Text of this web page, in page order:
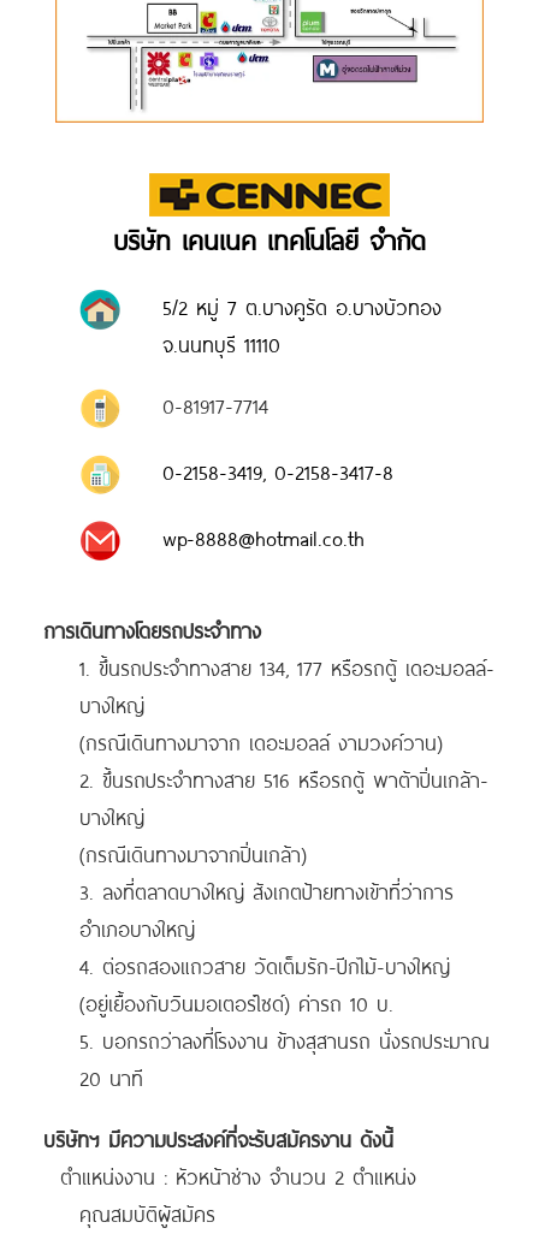
บริษัท เคนเนค เทคโนโลยี จำกัด
5/2 หมู่ 7 ต.บางคูรัด อ.บางบัวทอง
จ.นนทบุรี 11110
0-81917-7714
0-2158-3419, 0-2158-3417-8
wp-8888@hotmail.co.th
การเดินทางโดยรถประจำทาง
1. ขึ้นรถประจำทางสาย 134, 177 หรือรถตู้ เดอะมอลล์-
บางใหญ่
(กรณีเดินทางมาจาก เดอะมอลล์ งามวงค์วาน)
2. ขึ้นรถประจำทางสาย 516 หรือรถตู้ พาต้าปิ่นเกล้า-
บางใหญ่
(กรณีเดินทางมาจากปิ่นเกล้า)
3. ลงที่ตลาดบางใหญ่ สังเกตป้ายทางเข้าที่ว่าการ
อำเภอบางใหญ่
4. ต่อรถสองแถวสาย วัดเต็มรัก-ปีกไม้-บางใหญ่
(อยู่เยื้องกับวินมอเตอร์ไซด์) ค่ารถ 10 บ.
5. บอกรถว่าลงที่โรงงาน ข้างสุสานรถ นั่งรถประมาณ
20 นาที
บริษัทฯ มีความประสงค์ที่จะรับสมัครงาน ดังนี้
ตำแหน่งงาน : หัวหน้าช่าง จำนวน 2 ตำแหน่ง
คุณสมบัติผู้สมัคร